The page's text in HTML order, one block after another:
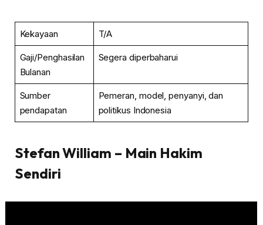
Kekayaan T/A
Gaji/Penghasilan
Bulanan
Segera diperbaharui
Sumber
pendapatan
Pemeran, model, penyanyi, dan
politikus Indonesia
Stefan William – Main Hakim
Sendiri